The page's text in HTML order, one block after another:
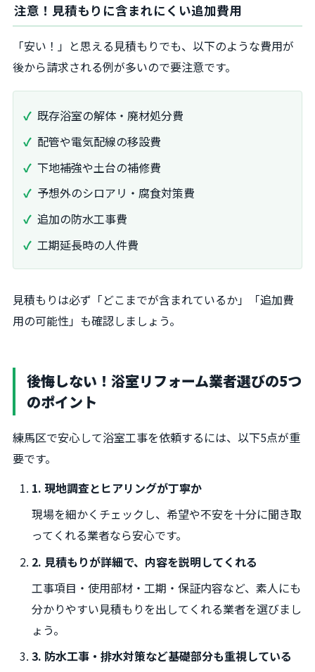
注意！見積もりに含まれにくい追加費用
「安い！」と思える見積もりでも、以下のような費用が
後から請求される例が多いので要注意です。
既存浴室の解体・廃材処分費
配管や電気配線の移設費
下地補強や土台の補修費
予想外のシロアリ・腐食対策費
追加の防水工事費
工期延長時の人件費
見積もりは必ず「どこまでが含まれているか」「追加費
用の可能性」も確認しましょう。
後悔しない！浴室リフォーム業者選びの5つ
のポイント
練馬区で安心して浴室工事を依頼するには、以下5点が重
要です。
1. 現地調査とヒアリングが丁寧か
現場を細かくチェックし、希望や不安を十分に聞き取
ってくれる業者なら安心です。
2. 見積もりが詳細で、内容を説明してくれる
工事項目・使用部材・工期・保証内容など、素人にも
分かりやすい見積もりを出してくれる業者を選びまし
ょう。
3. 防水工事・排水対策など基礎部分も重視している